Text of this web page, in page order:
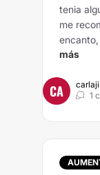
tenia
me
más
CA
1